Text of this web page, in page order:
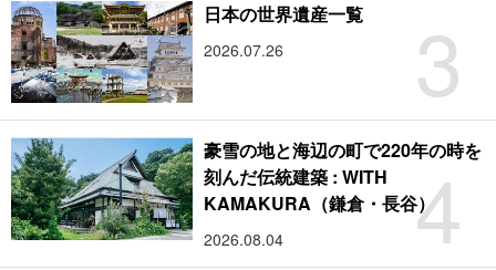
3
日本の世界遺産一覧
2026.07.26
4
豪雪の地と海辺の町で220年の時を
刻んだ伝統建築 : WITH
KAMAKURA（鎌倉・長谷）
2026.08.04